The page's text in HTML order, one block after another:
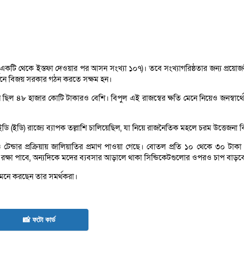
থেকে ইস্তফা দেওয়ার পর আসন সংখ্যা ১০৭)। তবে সংখ্যাগরিষ্ঠতার জন্য
বিজয় সরকার গঠন করতে সক্ষম হন।
৪৮ হাজার কোটি টাকারও বেশি। বিপুল এই রাজস্বের ক্ষতি মেনে নিয়েও
(ইডি) রাজ্যে ব্যাপক তল্লাশি চালিয়েছিল, যা নিয়ে রাজনৈতিক মহলে চরম উত্তেজনা
প্রক্রিয়ায় জালিয়াতির প্রমাণ পাওয়া গেছে। বোতল প্রতি ১০ থেকে ৩০
পাবে, অন্যদিকে মদের ব্যবসার আড়ালে থাকা সিন্ডিকেটগুলোর ওপরও চাপ
করছেন তার সমর্থকরা।
📸 ফটো কার্ড